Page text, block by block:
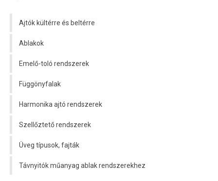
Ajtók kültérre és beltérre
Ablakok
Emelő-toló rendszerek
Függönyfalak
Harmonika ajtó rendszerek
Szellőztető rendszerek
Üveg típusok, fajták
Távnyitók műanyag ablak rendszerekhez